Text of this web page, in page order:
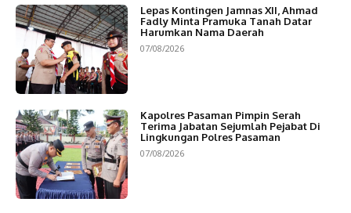
Lepas Kontingen Jamnas XII, Ahmad
Fadly Minta Pramuka Tanah Datar
Harumkan Nama Daerah
07/08/2026
Kapolres Pasaman Pimpin Serah
Terima Jabatan Sejumlah Pejabat Di
Lingkungan Polres Pasaman
07/08/2026